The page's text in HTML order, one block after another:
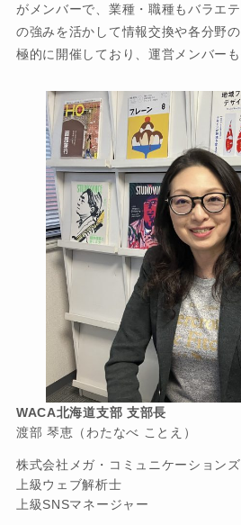
がメンバーで、業種・職種もバラエ
の強みを活かして情報交換や各分野
極的に開催しており、運営メンバーも
WACA北海道支部 支部長
渡部 琴恵（わたなべ ことえ）
株式会社メガ・コミュニケーション
上級ウェブ解析士
上級SNSマネージャー